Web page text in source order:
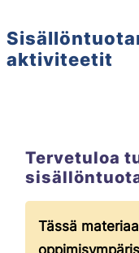
aktiviteetit
Tervetuloa
Tässä